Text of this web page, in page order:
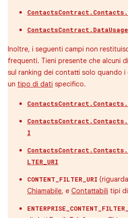
Inoltre, i seguenti campi non
frequenti. Tieni presente che alcuni
sul ranking dei contatti solo quando
un tipo di dati specifico.
I
LTER_URI
CONTENT_FILTER_URI
Chiamabile, e Contattabili tipi